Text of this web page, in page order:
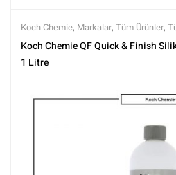
Koch Chemie, Markalar, Tüm Ürünler,
Temizleyici ve Arındırıcılar,Yüzey
Koch Chemie QF Quick & Finish
1 Litre